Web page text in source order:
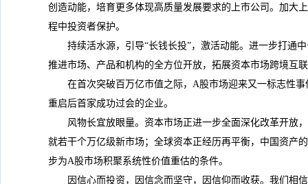
创造动能，培育更多体现高质量发展要求的上市公司。加大
程中投资者保护。
持续活水源，引导“长钱长投”，激活动能。进一步打通
推进市场、产品和机构的全方位开放，拓展资本市场跨境互
在首次突破百万亿市值之际，A股市场迎来又一标志性
重启后首家成功过会的企业。
风物长宜放眼量。资本市场正进一步全面深化改革开放
就若干个万亿级新市场；全球资本正经历再平衡，中国资
步为A股市场积聚系统性价值重估的条件。
因信心而投资，因信念而坚守，因信仰而收获。我们相